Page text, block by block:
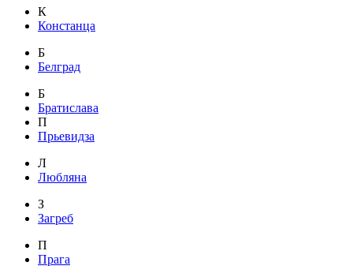
К
Констанца
Б
Белград
Б
Братислава
П
Прьевидза
Л
Любляна
З
Загреб
П
Прага